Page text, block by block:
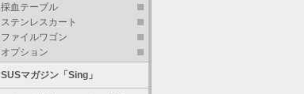
採血テーブル
ステンレスカート
ファイルワゴン
オプション
SUSマガジン「Sing」